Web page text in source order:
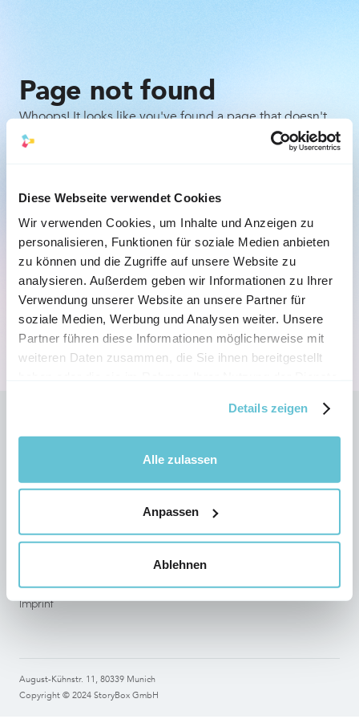
Diese Webseite verwendet Cookies
Wir verwenden Cookies, um Inhalte und Anzeigen zu
personalisieren, Funktionen für soziale Medien anbieten
zu können und die Zugriffe auf unsere Website zu
analysieren. Außerdem geben wir Informationen zu Ihrer
Verwendung unserer Website an unsere Partner für
soziale Medien, Werbung und Analysen weiter. Unsere
Partner führen diese Informationen möglicherweise mit
weiteren Daten zusammen, die Sie ihnen bereitgestellt
Details zeigen
Alle zulassen
Anpassen
Ablehnen
Page not found
Whoops! It looks like you've found a page that doesn't
exist. Don't worry, it happens to the best of us. Here are
Check the URL for any typos or mistakes.
Go back to the previous page and try to navigate
to the desired content from there.
Back to the homepage
Legal
Imprint
Copyright © 2024 StoryBox GmbH
August-Kühnstr. 11, 80339 Munich